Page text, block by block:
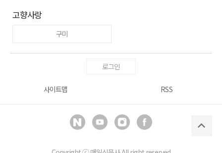
고향사랑
구미
로그인
사이트맵 RSS